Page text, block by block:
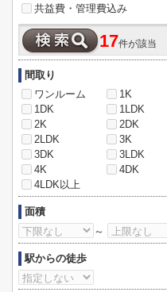
共益費・管理費込み
17件が該当
間取り
ワンルーム
1K
1DK
1LDK
2K
2DK
2LDK
3K
3DK
3LDK
4K
4DK
4LDK以上
面積
～
駅からの徒歩